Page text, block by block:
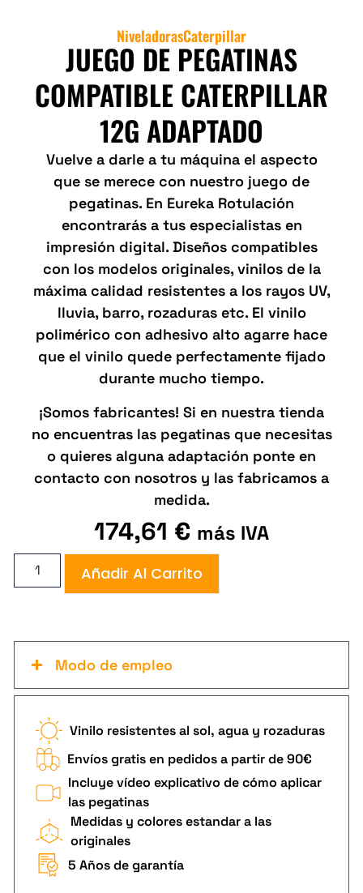
NiveladorasCaterpillar
JUEGO DE PEGATINAS
COMPATIBLE CATERPILLAR
12G ADAPTADO
Vuelve a darle a tu máquina el aspecto
que se merece con nuestro juego de
pegatinas. En Eureka Rotulación
encontrarás a tus especialistas en
impresión digital. Diseños compatibles
con los modelos originales, vinilos de la
máxima calidad resistentes a los rayos UV,
lluvia, barro, rozaduras etc. El vinilo
polimérico con adhesivo alto agarre hace
que el vinilo quede perfectamente fijado
durante mucho tiempo.
¡Somos fabricantes! Si en nuestra tienda
no encuentras las pegatinas que necesitas
o quieres alguna adaptación ponte en
contacto con nosotros y las fabricamos a
medida.
174,61 € más IVA
Añadir Al Carrito
Modo de empleo
Vinilo resistentes al sol, agua y rozaduras
Envíos gratis en pedidos a partir de 90€
Incluye vídeo explicativo de cómo aplicar
las pegatinas
Medidas y colores estandar a las
originales
5 Años de garantía